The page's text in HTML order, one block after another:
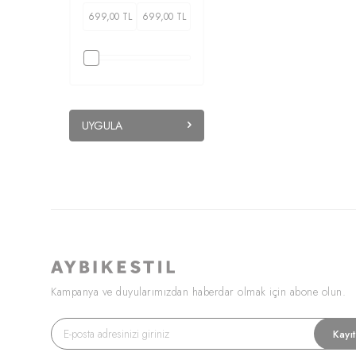
ELB0127
(2)
ESF0044
FIRSAT1270(2)
BDY011(2)
GML0074(2)
PNT0126 (2)
PNT0124(2)
UYGULA
Kampanya ve duyularımızdan haberdar olmak için abone olun.